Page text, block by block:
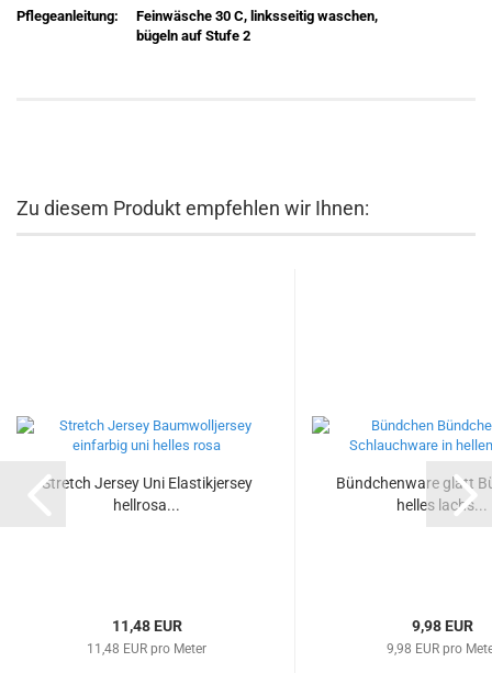
Pflegeanleitung:
Feinwäsche 30 C, linksseitig waschen,
bügeln auf Stufe 2
Zu diesem Produkt empfehlen wir Ihnen:
Stretch Jersey Uni Elastikjersey
hellrosa...
11,48 EUR
11,48 EUR pro Meter
Bündchenware glatt
helles lachs...
9,98 EUR
9,98 EUR pro